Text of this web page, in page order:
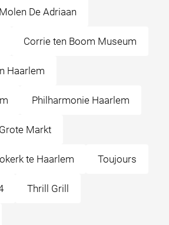
Molen De Adriaan
Corrie ten Boom Museum
Haarlem
Philharmonie Haarlem
Grote Markt
te Haarlem Toujours
Thrill Grill